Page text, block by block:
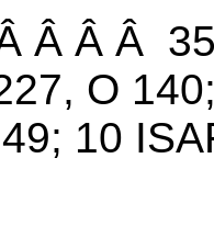
Â Â Â
O
10